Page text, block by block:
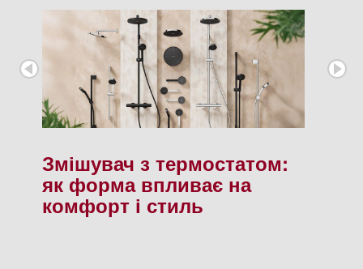
Змішувач з термостатом:
як форма впливає на
комфорт і стиль